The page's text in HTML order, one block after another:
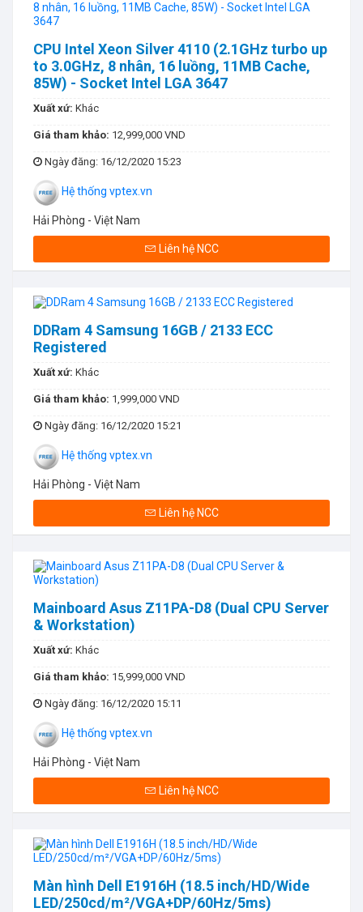
CPU Intel Xeon Silver 4110 (2.1GHz turbo up
to 3.0GHz, 8 nhân, 16 luồng, 11MB Cache,
85W) - Socket Intel LGA 3647
Xuất xứ: Khác
Giá tham khảo: 12,999,000 VND
Ngày đăng: 16/12/2020 15:23
Hệ thống vptex.vn
Hải Phòng - Việt Nam
Liên hệ NCC
DDRam 4 Samsung 16GB / 2133 ECC
Registered
Xuất xứ: Khác
Giá tham khảo: 1,999,000 VND
Ngày đăng: 16/12/2020 15:21
Hệ thống vptex.vn
Hải Phòng - Việt Nam
Liên hệ NCC
Mainboard Asus Z11PA-D8 (Dual CPU Server
& Workstation)
Xuất xứ: Khác
Giá tham khảo: 15,999,000 VND
Ngày đăng: 16/12/2020 15:11
Hệ thống vptex.vn
Hải Phòng - Việt Nam
Liên hệ NCC
Màn hình Dell E1916H (18.5 inch/HD/Wide
LED/250cd/m²/VGA+DP/60Hz/5ms)